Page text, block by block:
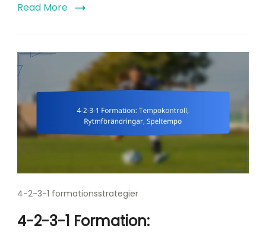
Read More
4-2-3-1 formationsstrategier
4-2-3-1 Formation: